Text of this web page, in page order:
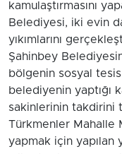
kamulaştırmasını
Belediyesi, iki evin
yıkımlarını
Şahinbey
bölgenin sosyal tesis
belediyenin yaptığı
sakinlerinin takdirini
Türkmenler Mahalle
yapmak için yapılan